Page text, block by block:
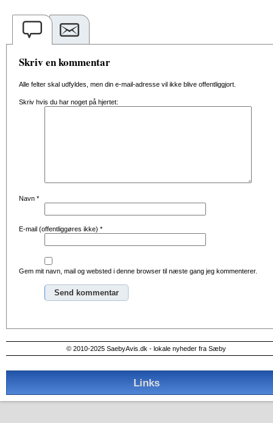
Skriv en kommentar
Alle felter skal udfyldes, men din e-mail-adresse vil ikke blive offentliggjort.
Skriv hvis du har noget på hjertet:
Navn *
E-mail (offentliggøres ikke) *
Gem mit navn, mail og websted i denne browser til næste gang jeg kommenterer.
© 2010-2025 SaebyAvis.dk - lokale nyheder fra Sæby
Links